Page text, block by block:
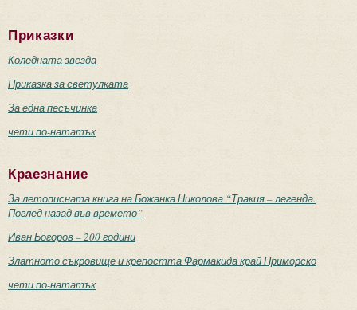
Приказки
Коледната звезда
Приказка за светулката
За една песъчинка
чети по-нататък
Краезнание
За летописната книга на Божанка Николова “Тракия – легенда.
Поглед назад във времето”
Иван Богоров – 200 години
Златното съкровище и крепостта Фармакида край Приморско
чети по-нататък